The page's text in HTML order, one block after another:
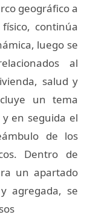
geográfico a
continúa
luego se
al
salud y
un tema
en seguida el
de los
Dentro de
un apartado
agregada, se